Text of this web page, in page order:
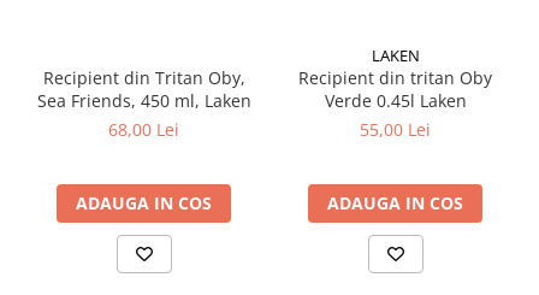
Înălțime: 290 mm
Perfect pentru drumeții, sport, plimbări sau zile active alături de
cei dragi.
Recipient din Tritan Oby,
Sea Friends, 450 ml, Laken
68,00 Lei
ADAUGA IN COS
LAKEN
Recipient din tritan Oby
Verde 0.45l Laken
55,00 Lei
ADAUGA IN COS